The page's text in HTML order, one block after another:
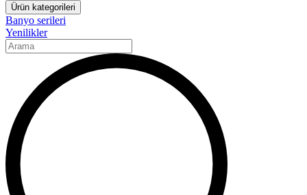
Ürün kategorileri
Banyo serileri
Yenilikler